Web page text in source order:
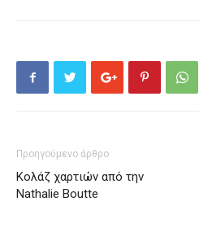
Προηγούμενο άρθρο
Κολάζ χαρτιών από την
Nathalie Boutte